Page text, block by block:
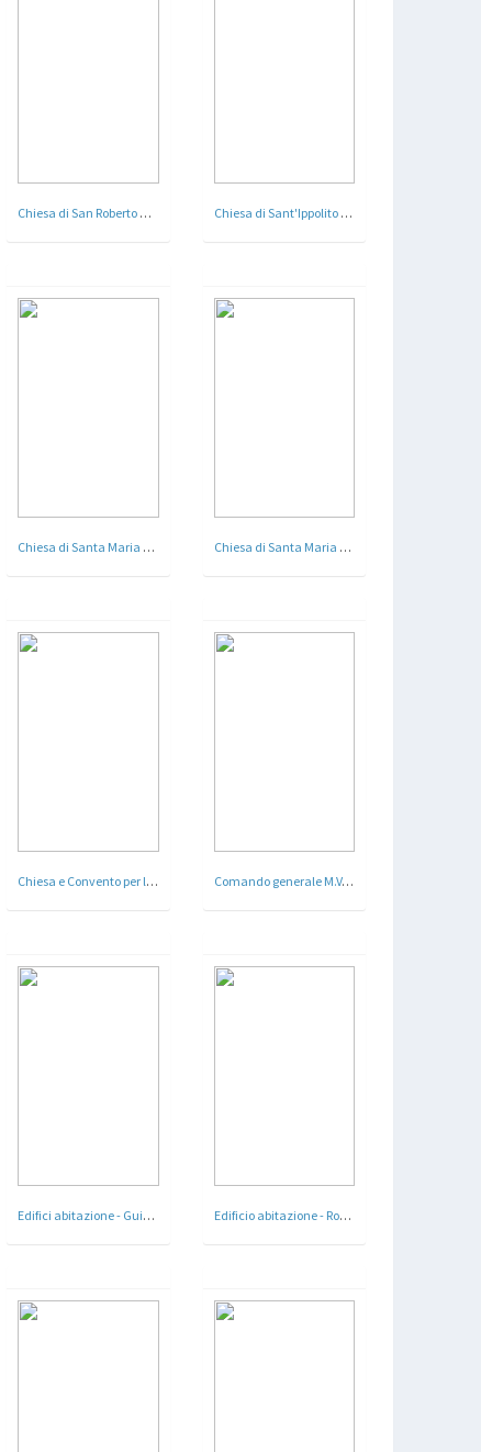
Chiesa di San Roberto Bellarmino - Roma - 1931 - 33 Chiesa di Sant'Ippolito - Roma - Arch. Clemente Busiri Vici - 1933 - 34
Chiesa di Santa Maria del Soccorso - Roma Chiesa di Santa Maria di Loreto - Guidonia Montecelio , Roma - 1938
Chiesa e Convento per l'Istituto di San Giuseppe Casaletto - Roma - Arch. Paolo Rossi De Paoli - 1936 ( Stefano Vigolo ) Comando generale M.V.S.N. ( Milizia Volontaria per la Sicurezza Nazionale ) oggi Comando generale dei Carabinieri - Roma - Arch. Vittorio Cafiero , Pietro Lombardi - 1934 - 36
Edifici abitazione - Guidonia , Montecelio - Roma - Arch. Giorgio Calza Bini - 1937 Edificio abitazione - Roma - 1927